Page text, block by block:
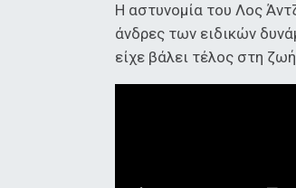
Η αστυνομία του Λος
άνδρες των ειδικών
είχε βάλει τέλος στη